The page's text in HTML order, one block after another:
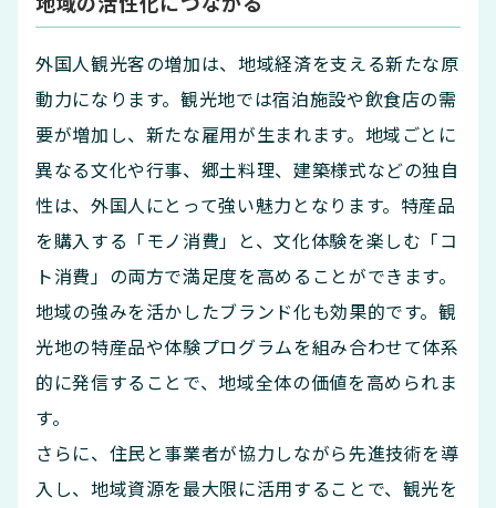
外国人観光客の増加は、地域経済を支える新たな原
動力になります。観光地では宿泊施設や飲食店の需
要が増加し、新たな雇用が生まれます。地域ごとに
異なる文化や行事、郷土料理、建築様式などの独自
性は、外国人にとって強い魅力となります。特産品
を購入する「モノ消費」と、文化体験を楽しむ「コ
ト消費」の両方で満足度を高めることができます。
地域の強みを活かしたブランド化も効果的です。観
光地の特産品や体験プログラムを組み合わせて体系
的に発信することで、地域全体の価値を高められま
す。
さらに、住民と事業者が協力しながら先進技術を導
入し、地域資源を最大限に活用することで、観光を